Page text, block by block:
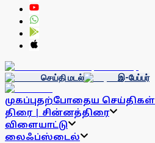
செய்தி மடல் இ-பேப்பர்
முகப்புதற்போதைய செய்திகள்
திரை | சின்னத்திரை
விளையாட்டு
லைஃப்ஸ்டைல்